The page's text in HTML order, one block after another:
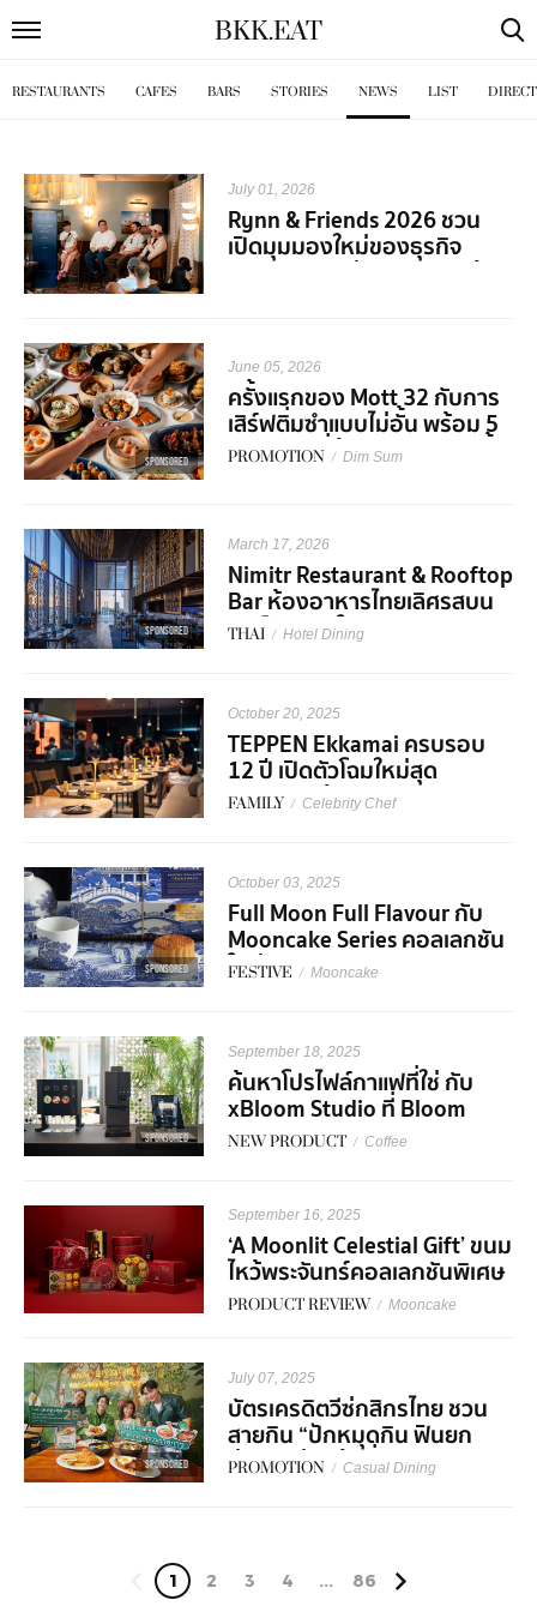
BKK.EAT
RESTAURANTS CAFES BARS STORIES NEWS LIST
July 01, 2026
Rynn & Friends 2026 ชวน
เปิดมุมมองใหม่ของธุรกิจ
Hospitality ผ่านเสียงจากผู้
SPONSORED
June 05, 2026
ครั้งแรกของ Mott 32 กับการ
เสิร์ฟติ่มซำแบบไม่อั้น พร้อม 5
คอร์สเมนูที่ต้องมาลองสักครั้ง
PROMOTION / Dim Sum
SPONSORED
March 17, 2026
Nimitr Restaurant & Rooftop
Bar ห้องอาหารไทยเลิศรสบน
รูฟท็อปบาร์ใจกลางเมือง
THAI / Hotel Dining
October 20, 2025
TEPPEN Ekkamai ครบรอบ
12 ปี เปิดตัวโฉมใหม่สุด
พรีเมียมพร้อม Collaboration
FAMILY / Celebrity Chef
SPONSORED
October 03, 2025
Full Moon Full Flavour กับ
Mooncake Series คอลเลกชัน
ใหม่จาก S&P
FESTIVE / Mooncake
SPONSORED
September 18, 2025
ค้นหาโปรไฟล์กาแฟที่ใช่ กับ
xBloom Studio ที่ Bloom
Experience Store Central
NEW PRODUCT / Coffee
September 16, 2025
‘A Moonlit Celestial Gift’ ขนม
ไหว้พระจันทร์คอลเลกชันพิเศษ
จาก Royal Osha ฉลอง
PRODUCT REVIEW / Mooncake
SPONSORED
July 07, 2025
บัตรเครดิตวีซ่กสิกรไทย ชวน
สายกิน “ปักหมุดกิน ฟินยก
ย่าน” อร่อยคุ้มที่อารีย์ -
PROMOTION / Casual Dining
1 2 3 4 ... 86